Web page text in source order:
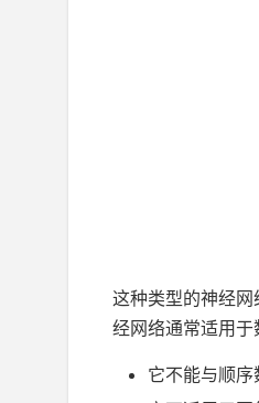
这种类型的神经
经网络通常适用于
它不能与顺序